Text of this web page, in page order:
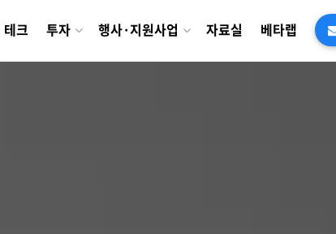
테크 투자 행사·지원사업 자료실 베타랩